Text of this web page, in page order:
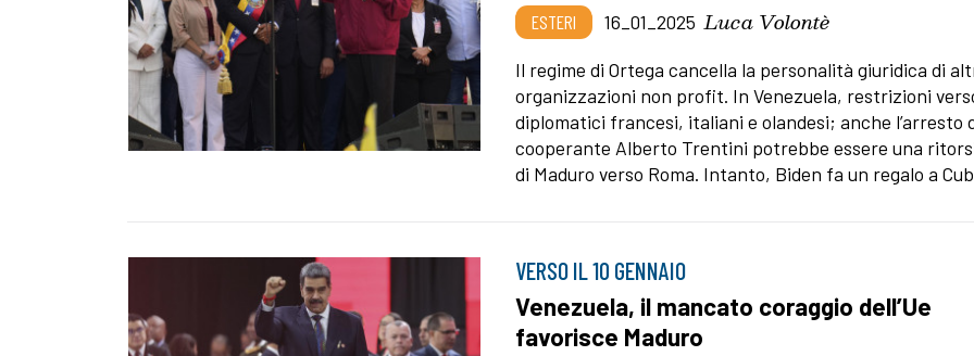
ESTERI 16_01_2025 Luca Volontè
Il regime di Ortega cancella la personalità giuridica di
organizzazioni non profit. In Venezuela, restrizioni
diplomatici francesi, italiani e olandesi; anche l’arresto
cooperante Alberto Trentini potrebbe essere una
di Maduro verso Roma. Intanto, Biden fa un regalo a
VERSO IL 10 GENNAIO
Venezuela, il mancato coraggio dell’Ue
favorisce Maduro